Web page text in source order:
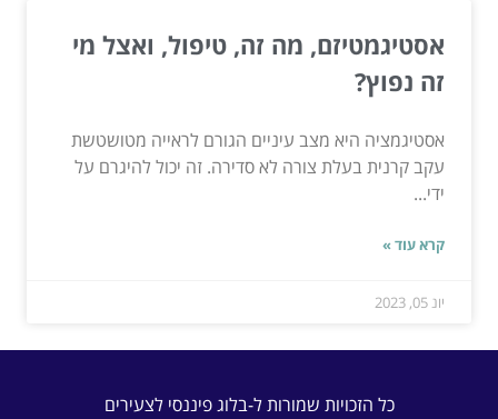
אסטיגמטיזם, מה זה, טיפול, ואצל מי
זה נפוץ?
אסטיגמציה היא מצב עיניים הגורם לראייה מטושטשת
עקב קרנית בעלת צורה לא סדירה. זה יכול להיגרם על
ידי...
קרא עוד »
יונ 05, 2023
כל הזכויות שמורות ל-בלוג פיננסי לצעירים